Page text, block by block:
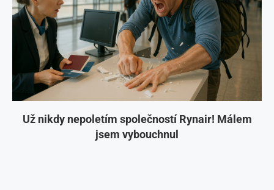
Už nikdy nepoletím společností Rynair! Málem
jsem vybouchnul